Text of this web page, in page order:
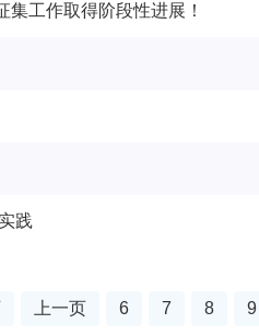
工作取得阶段性进展！
践
上一页 6 7 8 9